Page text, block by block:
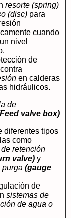
resorte (spring)
(disc) para
cuando
nivel
de
en calderas
hidráulicos.
de
valve box)
diferentes tipos
como
retención
valve) y
purga (gauge
de
sistemas de
de agua o